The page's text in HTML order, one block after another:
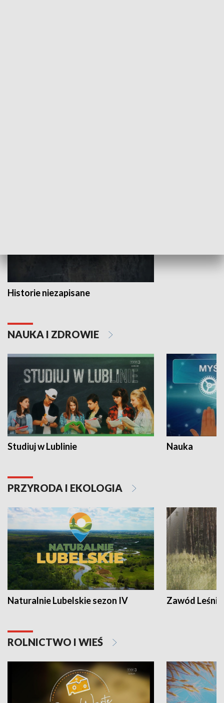
Historie niezapisane
NAUKA I ZDROWIE
Studiuj w Lublinie Nauka
PRZYRODA I EKOLOGIA
Naturalnie Lubelskie sezon IV Zawód Leśnik
ROLNICTWO I WIEŚ